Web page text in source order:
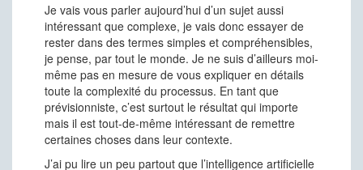
Je vais vous parler aujourd’hui d’un sujet aussi
intéressant que complexe, je vais donc essayer de
rester dans des termes simples et compréhensibles,
je pense, par tout le monde. Je ne suis d’ailleurs moi-
même pas en mesure de vous expliquer en détails
toute la complexité du processus. En tant que
prévisionniste, c’est surtout le résultat qui importe
mais il est tout-de-même intéressant de remettre
certaines choses dans leur contexte.
J’ai pu lire un peu partout que l’intelligence artificielle